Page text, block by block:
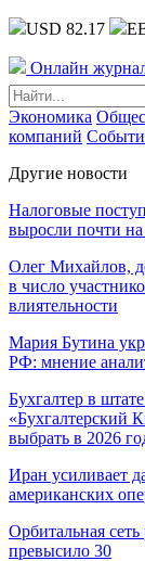
USD 82.17
Онлайн
Экономика
компаний
Другие новости
Налоговые
выросли почти
Олег Михайлов,
в число
влиятельности
Мария Бутина
РФ: мнение
Бухгалтер в
«Бухгалтерский
выбрать в 2026
Иран усиливает
американских
Орбитальная сеть
превысило 30